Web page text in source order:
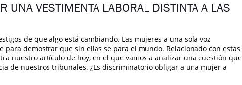
UNA VESTIMENTA LABORAL DISTINTA A LAS
de que algo está cambiando. Las mujeres a una sola voz
para demostrar que sin ellas se para el mundo. Relacionado con estas
nuestro artículo de hoy, en el que vamos a analizar una cuestión que
de nuestros tribunales. ¿Es discriminatorio obligar a una mujer a